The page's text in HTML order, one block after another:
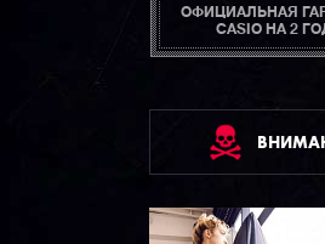
ОФИЦИАЛЬНАЯ
CASIO НА 2